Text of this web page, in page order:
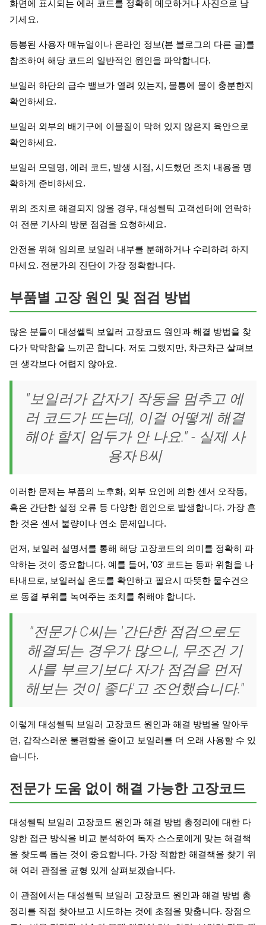
화면에 표시되는 에러 코드를 정확히 메모하거나 사진으로 남
기세요.
동봉된 사용자 매뉴얼이나 온라인 정보(본 블로그의 다른 글)를
참조하여 해당 코드의 일반적인 원인을 파악합니다.
보일러 하단의 급수 밸브가 열려 있는지, 물통에 물이 충분한지
확인하세요.
보일러 외부의 배기구에 이물질이 막혀 있지 않은지 육안으로
확인하세요.
보일러 모델명, 에러 코드, 발생 시점, 시도했던 조치 내용을 명
확하게 준비하세요.
위의 조치로 해결되지 않을 경우, 대성쎌틱 고객센터에 연락하
여 전문 기사의 방문 점검을 요청하세요.
안전을 위해 임의로 보일러 내부를 분해하거나 수리하려 하지
마세요. 전문가의 진단이 가장 정확합니다.
부품별 고장 원인 및 점검 방법
많은 분들이 대성쎌틱 보일러 고장코드 원인과 해결 방법을 찾
다가 막막함을 느끼곤 합니다. 저도 그랬지만, 차근차근 살펴보
면 생각보다 어렵지 않아요.
"보일러가 갑자기 작동을 멈추고 에
러 코드가 뜨는데, 이걸 어떻게 해결
해야 할지 엄두가 안 나요." - 실제 사
용자 B씨
이러한 문제는 부품의 노후화, 외부 요인에 의한 센서 오작동,
혹은 간단한 설정 오류 등 다양한 원인으로 발생합니다. 가장 흔
한 것은 센서 불량이나 연소 문제입니다.
먼저, 보일러 설명서를 통해 해당 고장코드의 의미를 정확히 파
악하는 것이 중요합니다. 예를 들어, '03' 코드는 동파 위험을 나
타내므로, 보일러실 온도를 확인하고 필요시 따뜻한 물수건으
로 동결 부위를 녹여주는 조치를 취해야 합니다.
"전문가 C씨는 '간단한 점검으로도
해결되는 경우가 많으니, 무조건 기
사를 부르기보다 자가 점검을 먼저
해보는 것이 좋다'고 조언했습니다."
이렇게 대성쎌틱 보일러 고장코드 원인과 해결 방법을 알아두
면, 갑작스러운 불편함을 줄이고 보일러를 더 오래 사용할 수 있
습니다.
전문가 도움 없이 해결 가능한 고장코드
대성쎌틱 보일러 고장코드 원인과 해결 방법 총정리에 대한 다
양한 접근 방식을 비교 분석하여 독자 스스로에게 맞는 해결책
을 찾도록 돕는 것이 중요합니다. 가장 적합한 해결책을 찾기 위
해 여러 관점을 균형 있게 살펴보겠습니다.
이 관점에서는 대성쎌틱 보일러 고장코드 원인과 해결 방법 총
정리를 직접 찾아보고 시도하는 것에 초점을 맞춥니다. 장점으